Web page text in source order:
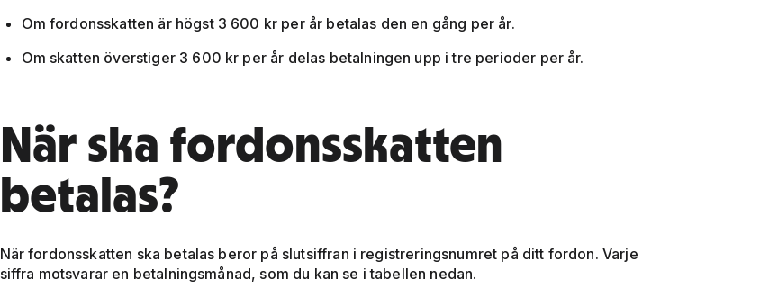
Om fordonsskatten är högst 3 600 kr per år betalas den en gång per år.
Om skatten överstiger 3 600 kr per år delas betalningen upp i tre perioder per år.
När ska fordonsskatten
betalas?
När fordonsskatten ska betalas beror på slutsiffran i registreringsnumret på ditt fordon. Varje
siffra motsvarar en betalningsmånad, som du kan se i tabellen nedan.